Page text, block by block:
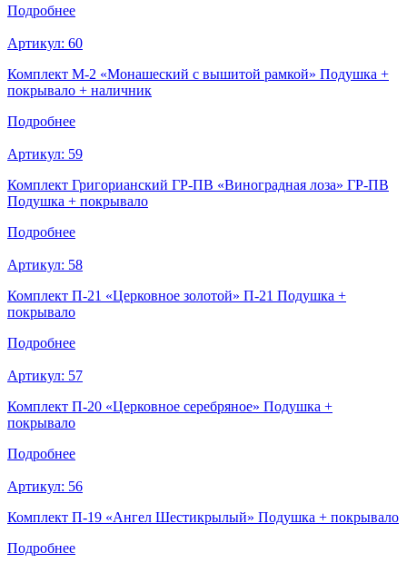
Подробнее
Артикул: 60
Комплект М-2 «Монашеский с вышитой рамкой» Подушка +
покрывало + наличник
Подробнее
Артикул: 59
Комплект Григорианский ГР-ПВ «Виноградная лоза» ГР-ПВ
Подушка + покрывало
Подробнее
Артикул: 58
Комплект П-21 «Церковное золотой» П-21 Подушка +
покрывало
Подробнее
Артикул: 57
Комплект П-20 «Церковное серебряное» Подушка +
покрывало
Подробнее
Артикул: 56
Комплект П-19 «Ангел Шестикрылый» Подушка + покрывало
Подробнее